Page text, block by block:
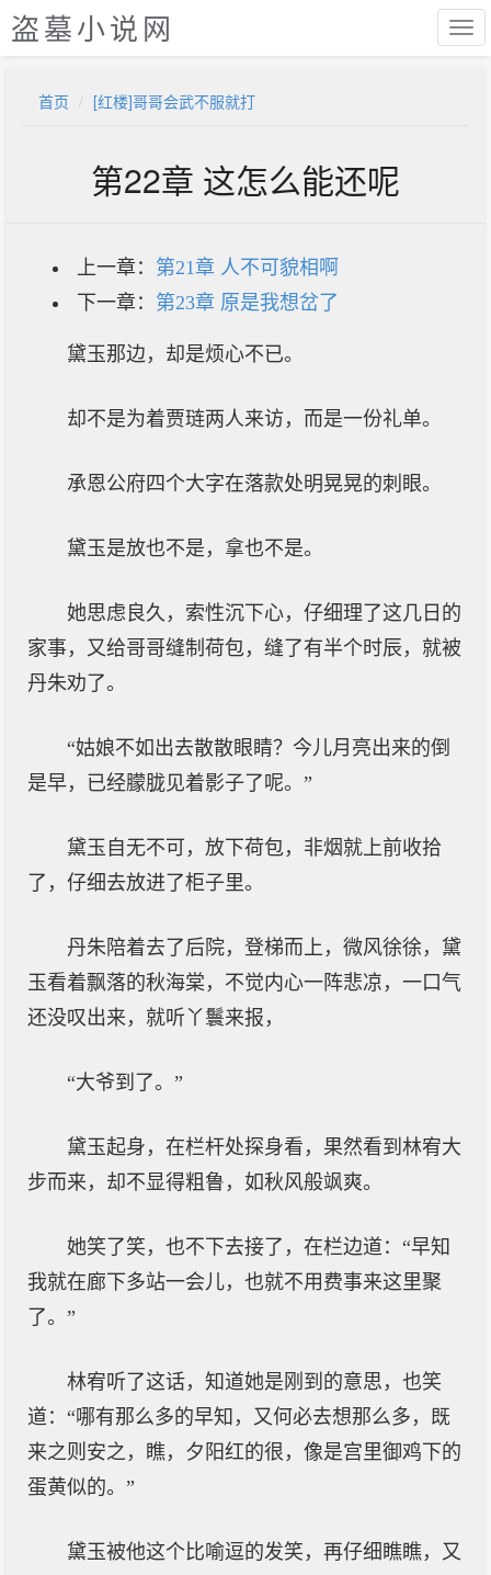
盗墓小说网
首页 [红楼]哥哥会武不服就打
第22章 这怎么能还呢
上一章： 第21章 人不可貌相啊
下一章： 第23章 原是我想岔了
黛玉那边，却是烦心不已。
却不是为着贾琏两人来访，而是一份礼单。
承恩公府四个大字在落款处明晃晃的刺眼。
黛玉是放也不是，拿也不是。
她思虑良久，索性沉下心，仔细理了这几日的
家事，又给哥哥缝制荷包，缝了有半个时辰，就被
丹朱劝了。
“姑娘不如出去散散眼睛？今儿月亮出来的倒
是早，已经朦胧见着影子了呢。”
黛玉自无不可，放下荷包，非烟就上前收拾
了，仔细去放进了柜子里。
丹朱陪着去了后院，登梯而上，微风徐徐，黛
玉看着飘落的秋海棠，不觉内心一阵悲凉，一口气
还没叹出来，就听丫鬟来报，
“大爷到了。”
黛玉起身，在栏杆处探身看，果然看到林宥大
步而来，却不显得粗鲁，如秋风般飒爽。
她笑了笑，也不下去接了，在栏边道：“早知
我就在廊下多站一会儿，也就不用费事来这里聚
了。”
林宥听了这话，知道她是刚到的意思，也笑
道：“哪有那么多的早知，又何必去想那么多，既
来之则安之，瞧，夕阳红的很，像是宫里御鸡下的
蛋黄似的。”
黛玉被他这个比喻逗的发笑，再仔细瞧瞧，又